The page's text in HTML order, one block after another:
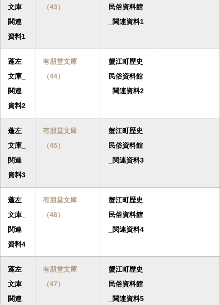
文庫_
関連
資料1
（43）
民俗資料館
_関連資料1
蓬左
文庫_
関連
資料2
有朋堂文庫
（44）
蟹江町歴史
民俗資料館
_関連資料2
蓬左
文庫_
関連
資料3
有朋堂文庫
（45）
蟹江町歴史
民俗資料館
_関連資料3
蓬左
文庫_
関連
資料4
有朋堂文庫
（46）
蟹江町歴史
民俗資料館
_関連資料4
蓬左
文庫_
関連
有朋堂文庫
（47）
蟹江町歴史
民俗資料館
_関連資料5